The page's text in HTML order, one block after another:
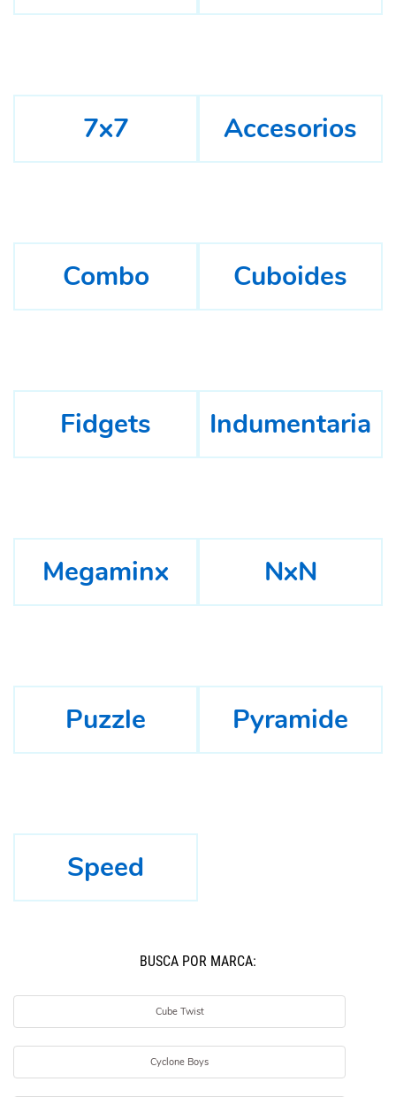
7x7 Accesorios
Combo Cuboides
Fidgets Indumentaria
Megaminx NxN
Puzzle Pyramide
Speed
BUSCÁ POR MARCA:
Cube Twist
Cyclone Boys